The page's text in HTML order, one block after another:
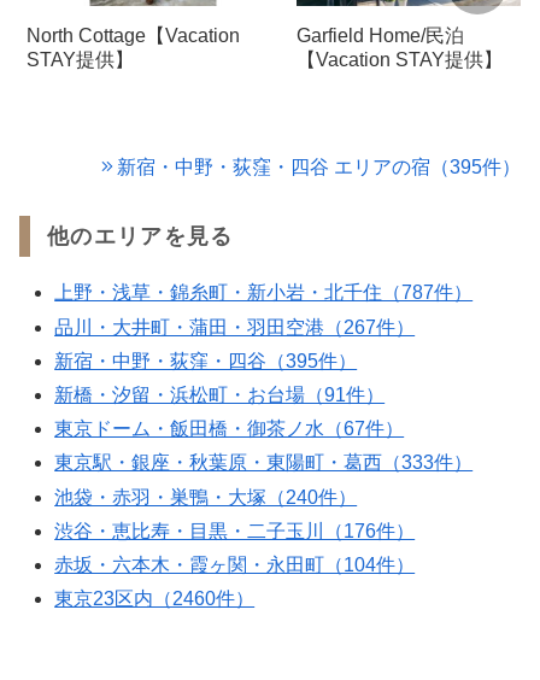
North Cottage【Vacation
STAY提供】
Garfield Home/民泊
【Vacation STAY提供】
新宿・中野・荻窪・四谷 エリアの宿（395件）
他のエリアを見る
上野・浅草・錦糸町・新小岩・北千住（787件）
品川・大井町・蒲田・羽田空港（267件）
新宿・中野・荻窪・四谷（395件）
新橋・汐留・浜松町・お台場（91件）
東京ドーム・飯田橋・御茶ノ水（67件）
東京駅・銀座・秋葉原・東陽町・葛西（333件）
池袋・赤羽・巣鴨・大塚（240件）
渋谷・恵比寿・目黒・二子玉川（176件）
赤坂・六本木・霞ヶ関・永田町（104件）
東京23区内（2460件）